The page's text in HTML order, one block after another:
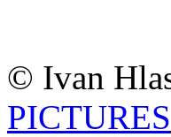
© Ivan
PICTURES